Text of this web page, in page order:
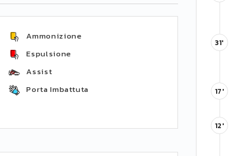
Ammonizione
Espulsione
Assist
Porta Imbattuta
31'
17'
12'